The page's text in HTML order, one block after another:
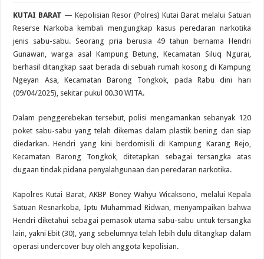
KUTAI BARAT — Kepolisian Resor (Polres) Kutai Barat melalui Satuan
Reserse Narkoba kembali mengungkap kasus peredaran narkotika
jenis sabu-sabu. Seorang pria berusia 49 tahun bernama Hendri
Gunawan, warga asal Kampung Betung, Kecamatan Siluq Ngurai,
berhasil ditangkap saat berada di sebuah rumah kosong di Kampung
Ngeyan Asa, Kecamatan Barong Tongkok, pada Rabu dini hari
(09/04/2025), sekitar pukul 00.30 WITA.
Dalam penggerebekan tersebut, polisi mengamankan sebanyak 120
poket sabu-sabu yang telah dikemas dalam plastik bening dan siap
diedarkan. Hendri yang kini berdomisili di Kampung Karang Rejo,
Kecamatan Barong Tongkok, ditetapkan sebagai tersangka atas
dugaan tindak pidana penyalahgunaan dan peredaran narkotika.
Kapolres Kutai Barat, AKBP Boney Wahyu Wicaksono, melalui Kepala
Satuan Resnarkoba, Iptu Muhammad Ridwan, menyampaikan bahwa
Hendri diketahui sebagai pemasok utama sabu-sabu untuk tersangka
lain, yakni Ebit (30), yang sebelumnya telah lebih dulu ditangkap dalam
operasi undercover buy oleh anggota kepolisian.